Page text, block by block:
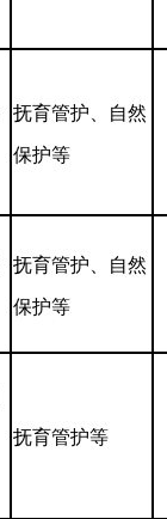
抚育管护、自然
保护等
抚育管护、自然
保护等
抚育管护等